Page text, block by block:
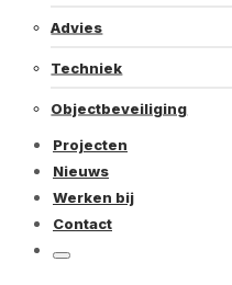
Advies
Techniek
Objectbeveiliging
Projecten
Nieuws
Werken bij
Contact